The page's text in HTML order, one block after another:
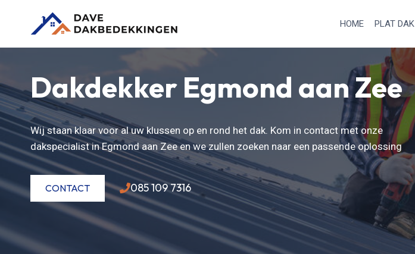
HOME PLAT DAK
Dakdekker Egmond aan Zee
Wij staan klaar voor al uw klussen op en rond het dak. Kom in contact met onze
dakspecialist in Egmond aan Zee en we zullen zoeken naar een passende oplossing
CONTACT 085 109 7316